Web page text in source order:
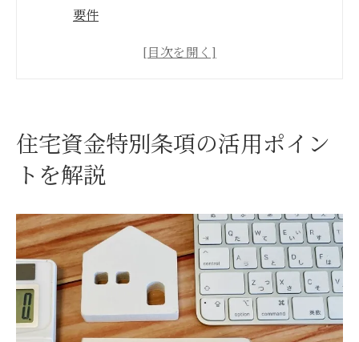
要件
個人再生で家を残すための住特条項の活用
住宅ローン以外の抵当権と個人再生の関係
住特条項付き個人再生で知っておきたい注
弁護士が語る個人再生で家を守る方法
弁護士が伝える個人再生で家を守るための
第一歩
個人再生における住宅ローン特則の具体的
な活用例
住宅資金特別条項の活用ポイン
トを解説